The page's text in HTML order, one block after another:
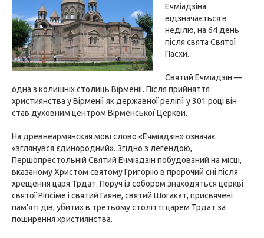
Ечміадзіна
відзначається в
неділю, на 64 день
після свята Святої
Пасхи.
Святий Ечміадзін —
одна з колишніх столиць Вірменії. Після прийняття
християнства у Вірменії як державної релігії у 301 році він
став духовним центром Вірменської Церкви.
На древнеармянская мові слово «Ечміадзін» означає
«зглянувся єдинородний». Згідно з легендою,
Першопрестольній Святий Ечміадзін побудований на місці,
вказаному Христом святому Григорію в пророчий сні після
хрещення царя Трдат. Поруч із собором знаходяться церкві
святої Ріпсіме і святий Гаяне, святий Шогакат, присвячені
пам'яті дів, убитих в третьому столітті царем Трдат за
поширення християнства.